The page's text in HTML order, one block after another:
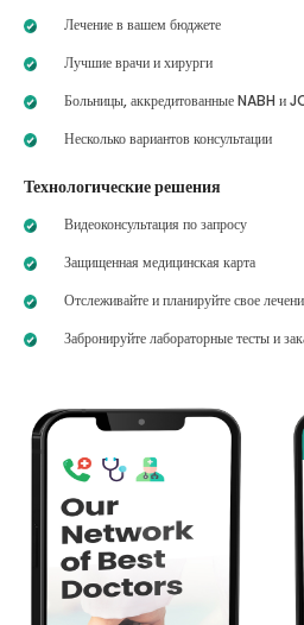
Лечение в вашем бюджете
Лучшие врачи и хирурги
Больницы, аккредитованные NABH и
Несколько вариантов консультации
Технологические решения
Видеоконсультация по запросу
Защищенная медицинская карта
Отслеживайте и планируйте свое
Забронируйте лабораторные тесты и